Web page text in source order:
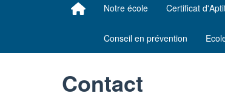
Notre école Certificat
Conseil en prévention
Contact